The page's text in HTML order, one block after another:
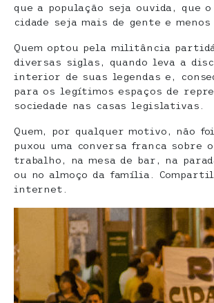
que a população seja ouvida, que
cidade seja mais de gente e menos
Quem optou pela militância
diversas siglas, quando leva a
interior de suas legendas e,
para os legítimos espaços de
sociedade nas casas legislativas.
Quem, por qualquer motivo, não
puxou uma conversa franca sobre
trabalho, na mesa de bar, na
ou no almoço da família.
internet.